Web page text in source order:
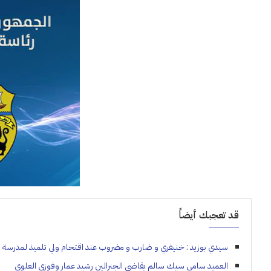
قد تعجبك أيضاً
سيدي بوزيد : خنيفري و ضارب و مضروب عند اقتحام ولي تلميذ لمدرسة
العميد سامي سيك سالم يقاضي الجنرالين رشيد عمار وفوزي العلوي